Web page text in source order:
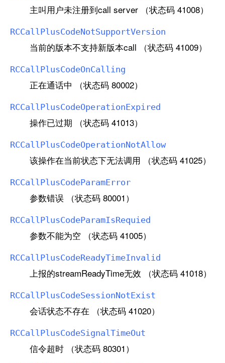
主叫用户未注册到call server （状态码 41008）
RCCallPlusCodeNotSupportVersion
当前的版本不支持新版本call （状态码 41009）
RCCallPlusCodeOnCalling
正在通话中 （状态码 80002）
RCCallPlusCodeOperationExpired
操作已过期 （状态码 41013）
RCCallPlusCodeOperationNotAllow
该操作在当前状态下无法调用 （状态码 41025）
RCCallPlusCodeParamError
参数错误 （状态码 80001）
RCCallPlusCodeParamIsRequied
参数不能为空 （状态码 41005）
RCCallPlusCodeReadyTimeInvalid
上报的streamReadyTime无效 （状态码 41018）
RCCallPlusCodeSessionNotExist
会话状态不存在 （状态码 41020）
RCCallPlusCodeSignalTimeOut
信令超时 （状态码 80301）